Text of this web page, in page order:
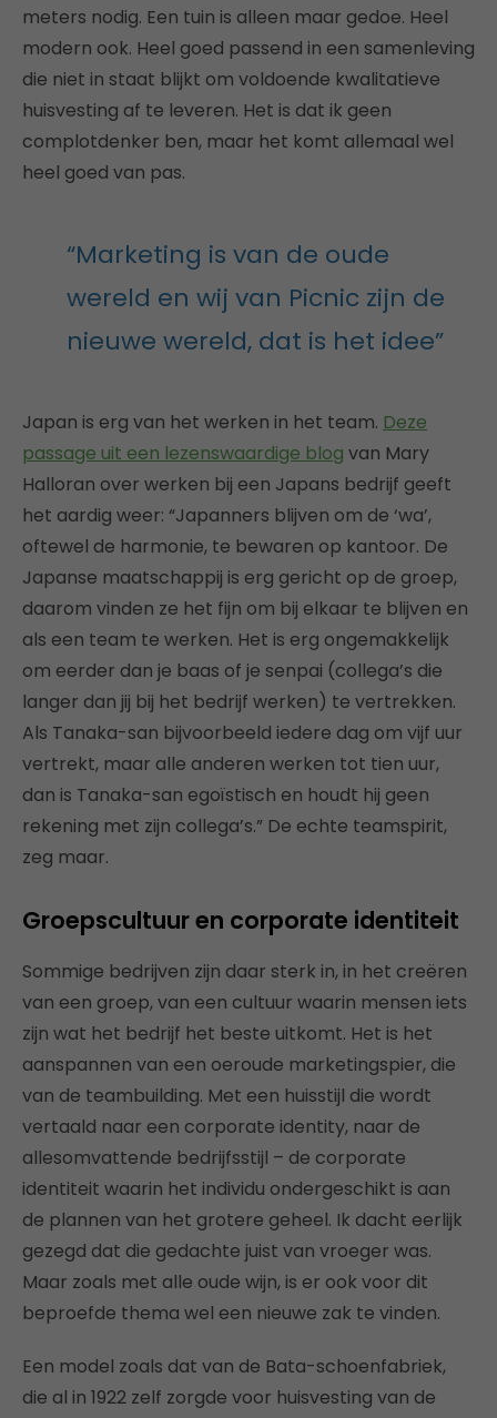
meters nodig. Een tuin is alleen maar gedoe. Heel
modern ook. Heel goed passend in een samenleving
die niet in staat blijkt om voldoende kwalitatieve
huisvesting af te leveren. Het is dat ik geen
complotdenker ben, maar het komt allemaal wel
heel goed van pas.
“Marketing is van de oude
wereld en wij van Picnic zijn de
nieuwe wereld, dat is het idee”
Japan is erg van het werken in het team. Deze
passage uit een lezenswaardige blog van Mary
Halloran over werken bij een Japans bedrijf geeft
het aardig weer: “Japanners blijven om de ‘wa’,
oftewel de harmonie, te bewaren op kantoor. De
Japanse maatschappij is erg gericht op de groep,
daarom vinden ze het fijn om bij elkaar te blijven en
als een team te werken. Het is erg ongemakkelijk
om eerder dan je baas of je senpai (collega’s die
langer dan jij bij het bedrijf werken) te vertrekken.
Als Tanaka-san bijvoorbeeld iedere dag om vijf uur
vertrekt, maar alle anderen werken tot tien uur,
dan is Tanaka-san egoïstisch en houdt hij geen
rekening met zijn collega’s.” De echte teamspirit,
zeg maar.
Groepscultuur en corporate identiteit
Sommige bedrijven zijn daar sterk in, in het creëren
van een groep, van een cultuur waarin mensen iets
zijn wat het bedrijf het beste uitkomt. Het is het
aanspannen van een oeroude marketingspier, die
van de teambuilding. Met een huisstijl die wordt
vertaald naar een corporate identity, naar de
allesomvattende bedrijfsstijl – de corporate
identiteit waarin het individu ondergeschikt is aan
de plannen van het grotere geheel. Ik dacht eerlijk
gezegd dat die gedachte juist van vroeger was.
Maar zoals met alle oude wijn, is er ook voor dit
beproefde thema wel een nieuwe zak te vinden.
Een model zoals dat van de Bata-schoenfabriek,
die al in 1922 zelf zorgde voor huisvesting van de